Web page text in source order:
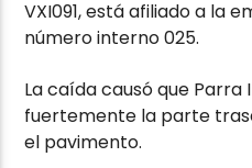
VXI091, está afiliado a la
número interno 025.
La caída causó que
fuertemente la parte
el pavimento.